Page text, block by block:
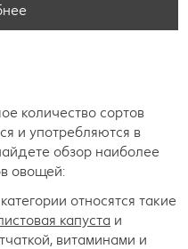
количество сортов
и употребляются в
обзор наиболее
овощей:
относятся такие
капуста и
витаминами и